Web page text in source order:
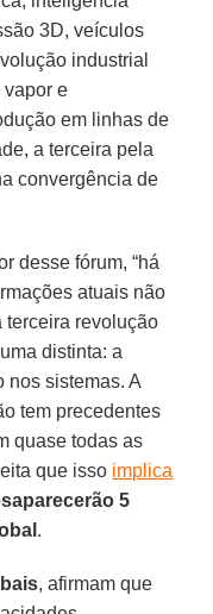
3D, veículos
industrial
vapor e
em linhas de
a terceira pela
convergência de
desse fórum, “há
atuais não
terceira revolução
distinta: a
nos sistemas. A
tem precedentes
quase todas as
que isso implica
5
.
, afirmam que